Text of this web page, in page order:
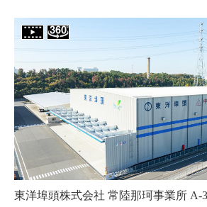
東洋埠頭株式会社 常陸那珂事業所 A-